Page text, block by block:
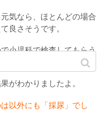
気なら、ほとんどの場合
良さそうです。
小児科で検査してもらう
がわかりましたよ。
以外にも「採尿」でし